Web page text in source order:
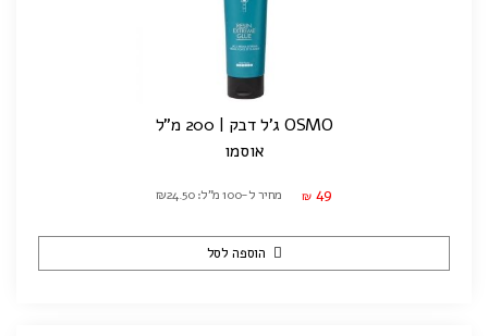
OSMO ג'ל דבק | 200 מ"ל
אוסמו
₪ 49 מחיר ל-100 מ"ל: ₪24.50
הוספה לסל